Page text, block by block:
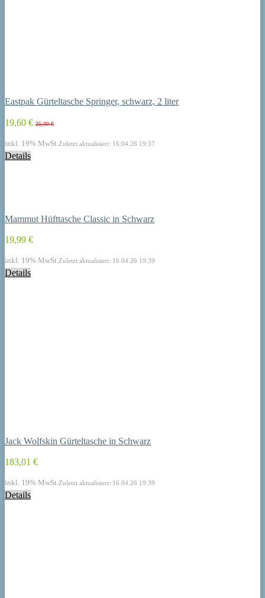
Eastpak Gürteltasche Springer, schwarz, 2 liter
19,60 € 25,00 €
inkl. 19% MwSt. Zuletzt aktualisiert: 16.04.26 19:37
Details
Mammut Hüfttasche Classic in Schwarz
19,99 €
inkl. 19% MwSt. Zuletzt aktualisiert: 16.04.26 19:39
Details
Jack Wolfskin Gürteltasche in Schwarz
183,01 €
inkl. 19% MwSt. Zuletzt aktualisiert: 16.04.26 19:39
Details